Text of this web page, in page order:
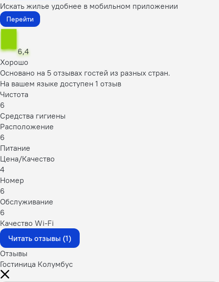
Искать жилье удобнее в мобильном приложении
Перейти
6,4
Хорошо
Основано на 5 отзывах гостей из разных стран.
На вашем языке доступен 1 отзыв
Чистота
6
Средства гигиены
Расположение
6
Питание
Цена/Качество
4
Номер
6
Обслуживание
6
Качество Wi-Fi
Читать отзывы (1)
Отзывы
Гостиница Колумбус